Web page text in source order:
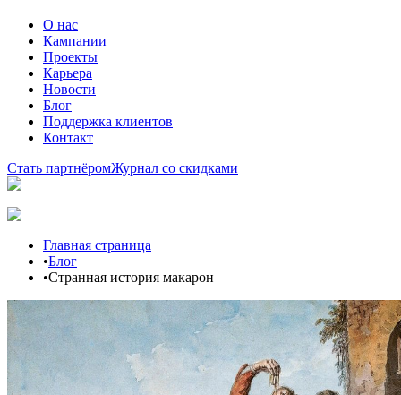
О нас
Кампании
Проекты
Карьера
Новости
Блог
Поддержка клиентов
Контакт
Стать партнёромЖурнал со скидками
Главная страница
•Блог
•Странная история макарон